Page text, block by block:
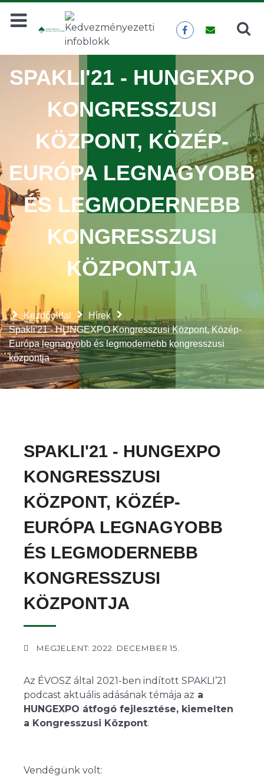
Keresés KERESÉS
Kezdőoldal
Hírek
Spakli'21 - HUNGEXPO Kongresszusi Központ, Közép-
Európa legnagyobb és legmodernebb kongresszusi
központja
SPAKLI'21 - HUNGEXPO
KONGRESSZUSI
KÖZPONT, KÖZÉP-
EURÓPA LEGNAGYOBB
ÉS LEGMODERNEBB
KONGRESSZUSI
KÖZPONTJA
SPAKLI'21 - HUNGEXPO
KONGRESSZUSI
KÖZPONT, KÖZÉP-
EURÓPA LEGNAGYOBB
ÉS LEGMODERNEBB
KONGRESSZUSI
KÖZPONTJA
MEGJELENT: 2022. DECEMBER 15.
Az ÉVOSZ által 2021-ben indított SPAKLI’21
podcast aktuális adásának témája az a
HUNGEXPO átfogó fejlesztése, kiemelten
a Kongresszusi Központ.
Vendégünk volt: